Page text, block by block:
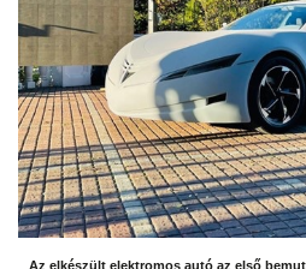
Az elkészült elektromos autó az első